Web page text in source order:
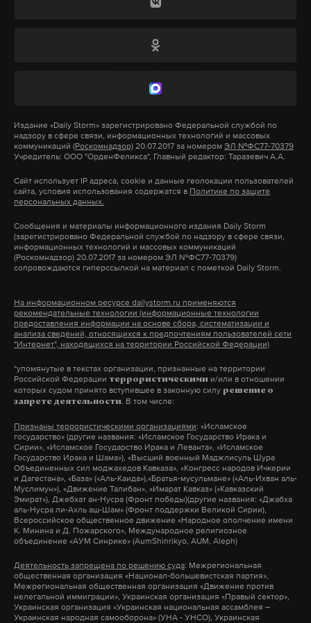
В Новосибирске у гимназии «Горностай» на глазах
время шоу несколько раз снял с себя брюки.
Мужчина пришел на линейку, желая «скрасить
детям волнение»: он начал жонглировать сначала
мячами, а потом и живым ежиком, свернувшимся
в клубок.
Представление омрачилось тем, что он несколько
раз снял с себя брюки, из-за чего родители сочли
его эксгибиционистом. В итоге горе-жонглера на
Его доставили в отдел полиции №10 «Советский»,
где составили административный протокол о
хулиганстве. Материалы передадут в
следственные органы для принятия
процессуального решения. По словам местных
жителей, ежик не пострадал, его выпустили на
свободу.
Визит Мишустина и исполнение
патриотической песни
Издание «Daily Storm» зарегистрировано Федеральной службой по
надзору в сфере связи, информационных технологий и массовых
коммуникаций (Роскомнадзор) 20.07.2017 за номером ЭЛ №ФС77-70379
Учредитель: ООО "ОрденФеликса", Главный редактор: Таразевич А.А.
Сайт использует IP адреса, cookie и данные геолокации пользователей
сайта, условия использования содержатся в Политике по защите
персональных данных.
Сообщения и материалы информационного издания Daily Storm
(зарегистрировано Федеральной службой по надзору в сфере связи,
информационных технологий и массовых коммуникаций
(Роскомнадзор) 20.07.2017 за номером ЭЛ №ФС77-70379)
сопровождаются гиперссылкой на материал с пометкой Daily Storm.
На информационном ресурсе dailystorm.ru применяются
рекомендательные технологии (информационные технологии
предоставления информации на основе сбора, систематизации и
анализа сведений, относящихся к предпочтениям пользователей сети
"Интернет", находящихся на территории Российской Федерации)
*упомянутые в текстах организации, признанные на территории
Российской Федерации террористическими и/или в отношении
которых судом принято вступившее в законную силу решение о
запрете деятельности. В том числе:
Признаны террористическими организациями: «Исламское
государство» (другие названия: «Исламское Государство Ирака и
Сирии», «Исламское Государство Ирака и Леванта», «Исламское
Государство Ирака и Шама»), «Высший военный Маджлисуль Шура
Объединенных сил моджахедов Кавказа», «Конгресс народов Ичкерии
и Дагестана», «База» («Аль-Каида»),«Братья-мусульмане» («Аль-Ихван аль-
Муслимун»), «Движение Талибан», «Имарат Кавказ» («Кавказский
Эмират»), Джебхат ан-Нусра (Фронт победы)(другие названия: «Джабха
аль-Нусра ли-Ахль аш-Шам» (Фронт поддержки Великой Сирии),
Всероссийское общественное движение «Народное ополчение имени
К. Минина и Д. Пожарского», Международное религиозное
объединение «АУМ Синрике» (AumShinrikyo, AUM, Aleph)
Деятельность запрещена по решению суда: Межрегиональная
общественная организация «Национал-большевистская партия»,
Межрегиональная общественная организация «Движение против
нелегальной иммиграции», Украинская организация «Правый сектор»,
Украинская организация «Украинская национальная ассамблея –
Украинская народная самооборона» (УНА - УНСО), Украинская